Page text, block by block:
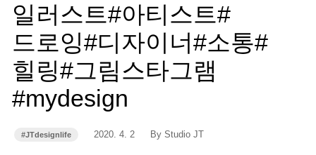
일러스트#아티스트#
드로잉#디자이너#소통#
힐링#그림스타그램
#mydesign
카
#JTdesignlife
작
2020. 4. 2
작
By Studio JT